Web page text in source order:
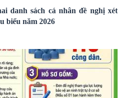
danh sách cá nhân đề nghị xét
biểu năm 2026